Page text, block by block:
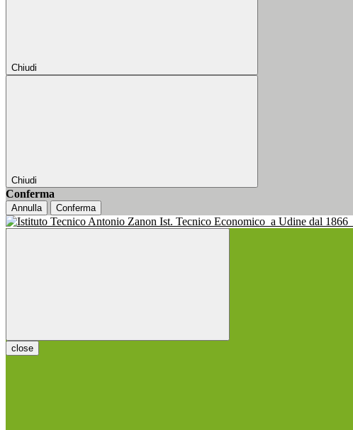
Chiudi
Chiudi
Conferma
Annulla Conferma
Ist. Tecnico Economico a Udine dal 1866
close